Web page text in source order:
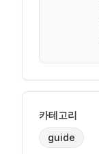
카테고리
guide